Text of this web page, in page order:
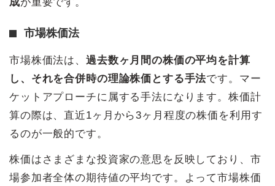
市場株価法
市場株価法は、 過去数ヶ月間の株価の平均を計算
し、それを合併時の理論株価とする手法です。マー
ケットアプローチに属する手法になります。株価計
算の際は、直近1ヶ月から3ヶ月程度の株価を利用す
るのが一般的です。
株価はさまざまな投資家の意思を反映しており、市
場参加者全体の期待値の平均です。よって市場株価